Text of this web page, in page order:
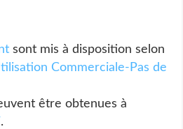
sont mis à disposition selon
Commerciale-Pas de
être obtenues à
.